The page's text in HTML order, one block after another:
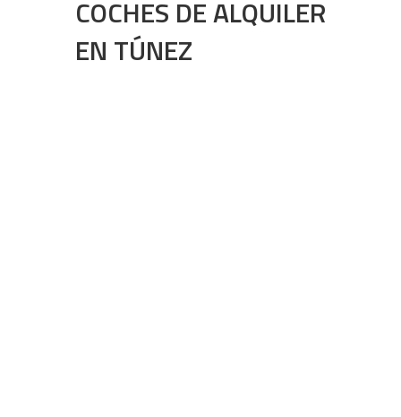
COCHES DE ALQUILER
EN TÚNEZ